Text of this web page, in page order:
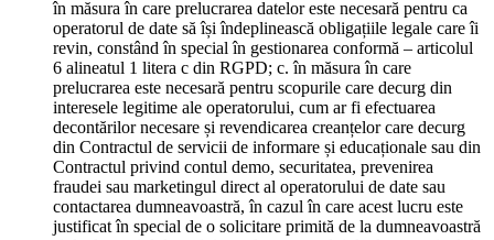
în măsura în care prelucrarea datelor este necesară pentru ca
operatorul de date să își îndeplinească obligațiile legale care îi
revin, constând în special în gestionarea conformă – articolul
6 alineatul 1 litera c din RGPD; c. în măsura în care
prelucrarea este necesară pentru scopurile care decurg din
interesele legitime ale operatorului, cum ar fi efectuarea
decontărilor necesare și revendicarea creanțelor care decurg
din Contractul de servicii de informare și educaționale sau din
Contractul privind contul demo, securitatea, prevenirea
fraudei sau marketingul direct al operatorului de date sau
contactarea dumneavoastră, în cazul în care acest lucru este
justificat în special de o solicitare primită de la dumneavoastră